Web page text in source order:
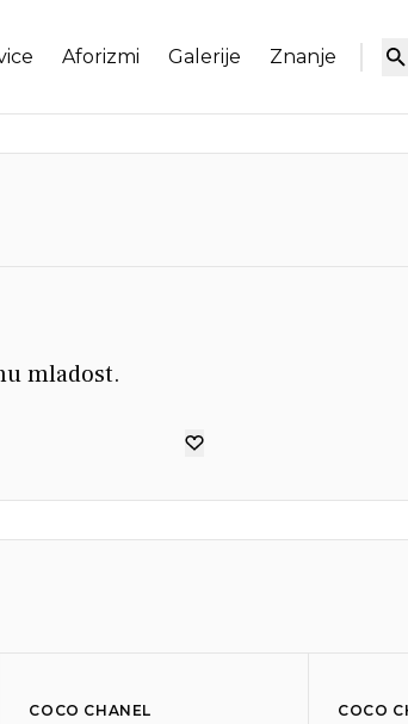
Aforizmi Galerije Znanje
mladost.
COCO CHANEL COCO